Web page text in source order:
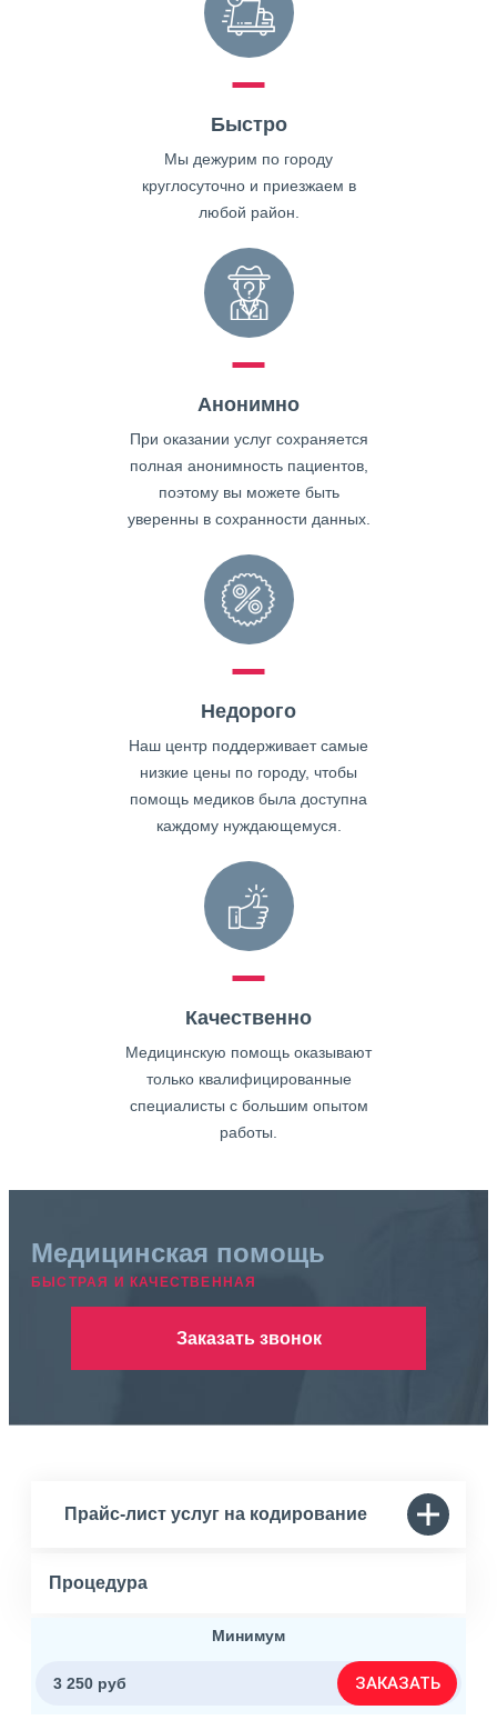
Быстро
Мы дежурим по городу
круглосуточно и приезжаем в
любой район.
Анонимно
При оказании услуг сохраняется
полная анонимность пациентов,
поэтому вы можете быть
уверенны в сохранности данных.
Недорого
Наш центр поддерживает самые
низкие цены по городу, чтобы
помощь медиков была доступна
каждому нуждающемуся.
Качественно
Медицинскую помощь оказывают
только квалифицированные
специалисты с большим опытом
работы.
Медицинская помощь
БЫСТРАЯ И КАЧЕСТВЕННАЯ
Заказать звонок
Прайс-лист услуг на кодирование
Процедура
Минимум
3 250 руб ЗАКАЗАТЬ